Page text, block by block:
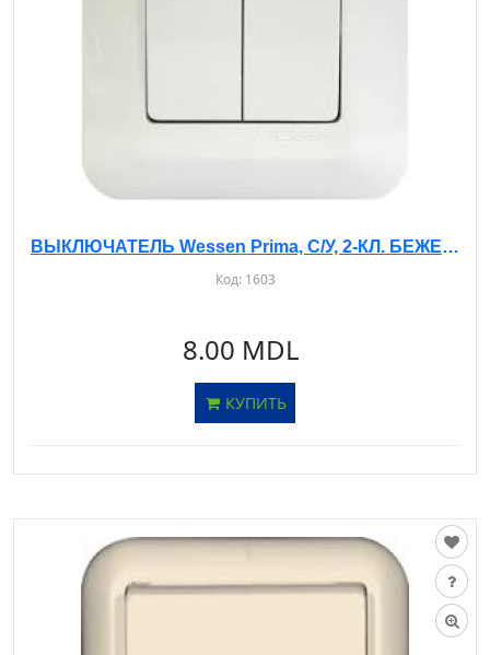
ВЫКЛЮЧАТЕЛЬ Wessen Prima, С/У, 2-КЛ. БЕЖЕВЫЙ, S56-043
Код: 1603
8.00 MDL
КУПИТЬ